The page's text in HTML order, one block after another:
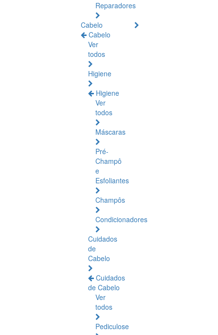
Reparadores
Cabelo
Cabelo
Ver
todos
Higiene
Higiene
Ver
todos
Máscaras
Pré-
Champô
e
Esfoliantes
Champôs
Condicionadores
Cuidados
de
Cabelo
Cuidados
de Cabelo
Ver
todos
Pediculose